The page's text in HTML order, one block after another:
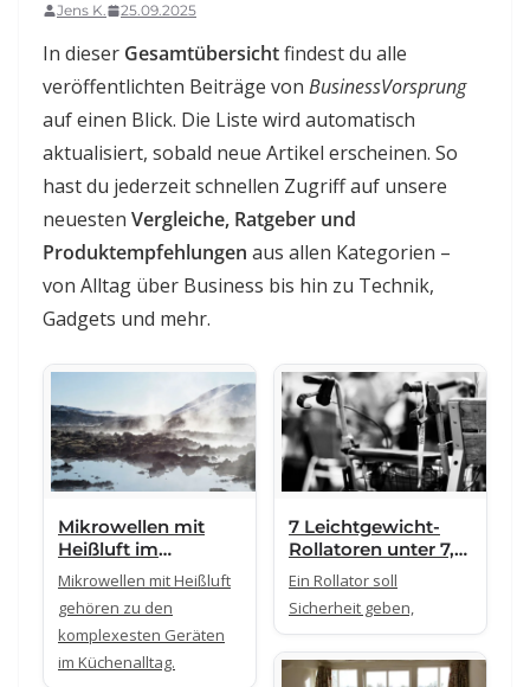
Jens K. 25.09.2025
In dieser Gesamtübersichtfindest du alle
veröffentlichten Beiträge von BusinessVorsprung
auf einen Blick. Die Liste wird automatisch
aktualisiert, sobald neue Artikel erscheinen. So
hast du jederzeit schnellen Zugriff auf unsere
neuesten Vergleiche, Ratgeber und
Produktempfehlungen aus allen Kategorien –
von Alltag über Business bis hin zu Technik,
Gadgets und mehr.
Mikrowellen mit
Heißluft im
Überblick –
Bauarten, Garraum
und Kombibetrieb
erklärt
Mikrowellen mit Heißluft
gehören zu den
komplexesten Geräten
im Küchenalltag.
7 Leichtgewicht-
Rollatoren unter 7,5
kg im Überblick
Ein Rollator soll
Sicherheit geben,